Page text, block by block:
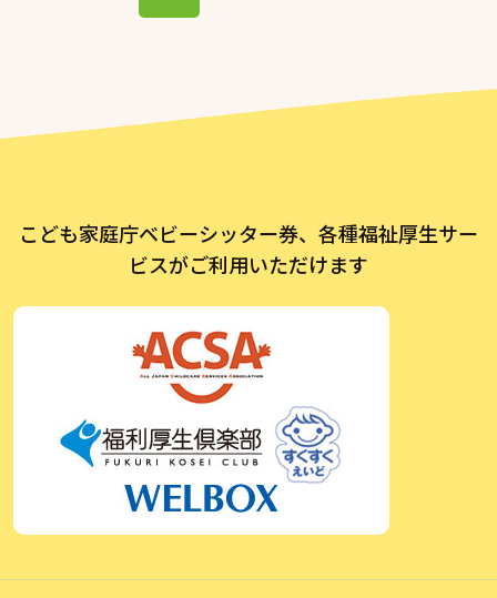
こども家庭庁ベビーシッター券、各種福祉厚生サー
ビスがご利用いただけます